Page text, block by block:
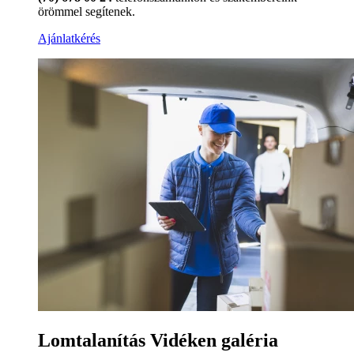
örömmel segítenek.
Ajánlatkérés
Lomtalanítás Vidéken galéria